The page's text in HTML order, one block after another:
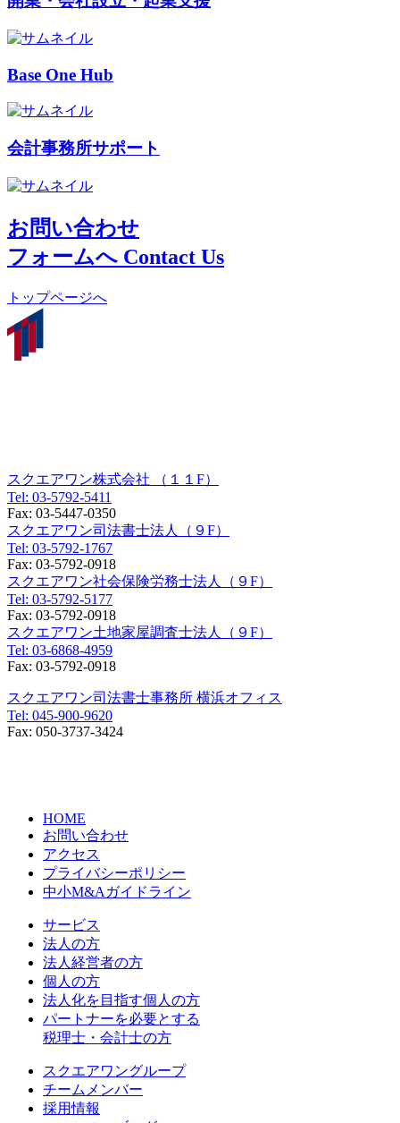
Base One Hub
会計事務所サポート
お問い合わせ
フォームへ Contact Us
トップページへ
スクエアワン株式会社 （１１F）
Tel: 03-5792-5411
Fax: 03-5447-0350
スクエアワン司法書士法人（９F）
Tel: 03-5792-1767
Fax: 03-5792-0918
スクエアワン社会保険労務士法人（９F）
Tel: 03-5792-5177
Fax: 03-5792-0918
スクエアワン土地家屋調査士法人（９F）
Tel: 03-6868-4959
Fax: 03-5792-0918
スクエアワン司法書士事務所 横浜オフィス
Tel: 045-900-9620
Fax: 050-3737-3424
HOME
お問い合わせ
アクセス
プライバシーポリシー
中小M&Aガイドライン
サービス
法人の方
法人経営者の方
個人の方
法人化を目指す個人の方
パートナーを必要とする
税理士・会計士の方
スクエアワングループ
チームメンバー
採用情報